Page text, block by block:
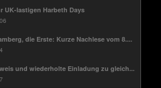
UK-lastigen Harbeth Days
die Erste: Kurze Nachlese vom 8....
und wiederholte Einladung zu gleich...